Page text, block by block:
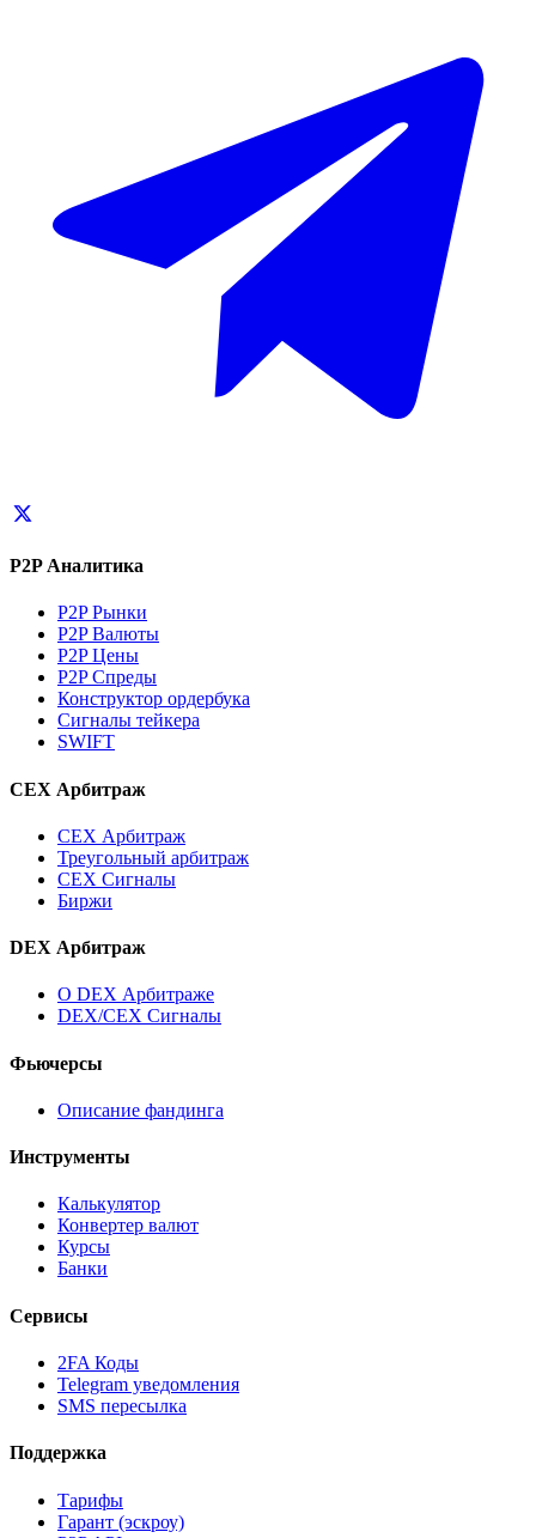
P2P Аналитика
P2P Рынки
P2P Валюты
P2P Цены
P2P Спреды
Конструктор ордербука
Сигналы тейкера
SWIFT
CEX Арбитраж
CEX Арбитраж
Треугольный арбитраж
CEX Сигналы
Биржи
DEX Арбитраж
О DEX Арбитраже
DEX/CEX Сигналы
Фьючерсы
Описание фандинга
Инструменты
Калькулятор
Конвертер валют
Курсы
Банки
Сервисы
2FA Коды
Telegram уведомления
SMS пересылка
Поддержка
Тарифы
Гарант (эскроу)